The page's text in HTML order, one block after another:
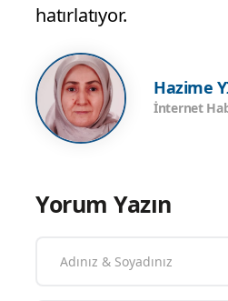
hatırlatıyor.
Hazime
İnternet
Yorum Yazın